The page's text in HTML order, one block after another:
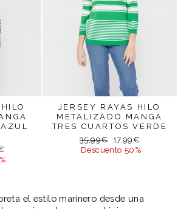
JERSEY RAYAS HILO
METALIZADO MANGA
TRES CUARTOS VERDE
Precio
habitual
35,99€ Precio
de
17,99€
Descuento 50%
el estilo marinero desde una